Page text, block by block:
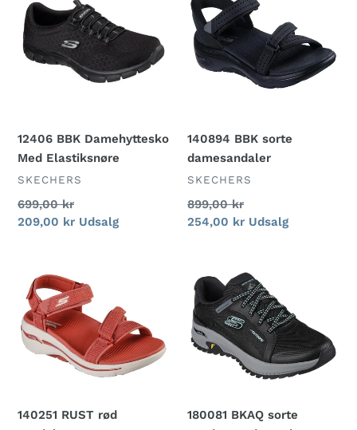
Damehyttesko
Med
Elastiksnøre
12406 BBK Damehyttesko
Med Elastiksnøre
FORHANDLER
SKECHERS
Normalpris
699,00 kr
Udsalgspris
209,00 kr Udsalg
sorte
damesandaler
140894 BBK sorte
damesandaler
FORHANDLER
SKECHERS
Normalpris
899,00 kr
Udsalgspris
254,00 kr Udsalg
RUST
rød
sandaler
140251 RUST rød
BKAQ
sorte
vandtætte
damesko
180081 BKAQ sorte